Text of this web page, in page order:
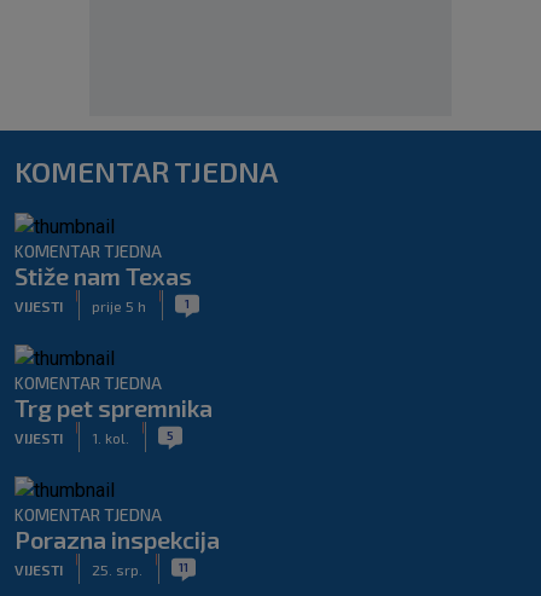
KOMENTAR TJEDNA
KOMENTAR TJEDNA
Stiže nam Texas
VIJESTI prije 5 h 1
KOMENTAR TJEDNA
Trg pet spremnika
VIJESTI 1. kol. 5
KOMENTAR TJEDNA
Porazna inspekcija
VIJESTI 25. srp. 11